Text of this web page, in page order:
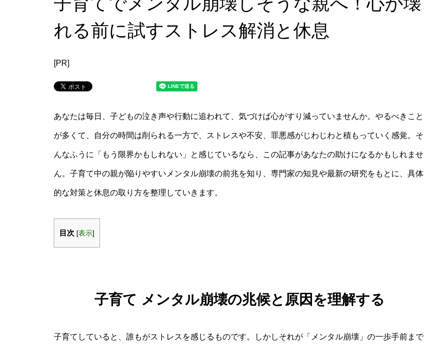
れる前に試すストレス解消と休息
[PR]
あなたは毎日、子どもの泣き声や行動に追われて、気づけば心がすり減っていませんか。やるべきこと
が多くて、自分の時間は削られる一方で、ストレスや不安、罪悪感がじわじわと積もっていく感覚。そ
んなふうに「もう限界かもしれない」と感じているなら、この記事があなたの助けになるかもしれませ
ん。子育て中の親が陥りやすいメンタル崩壊の前兆を知り、専門家の知見や最新の研究をもとに、具体
的な対策と休息の取り方を整理していきます。
目次 [表示]
子育て メンタル崩壊の兆候と原因を理解する
子育てしていると、誰もがストレスを感じるものです。しかしそれが「メンタル崩壊」の一歩手前まで